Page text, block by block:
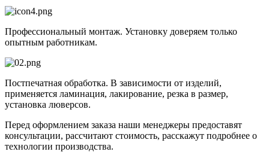
Профессиональный монтаж. Установку доверяем только
опытным работникам.
Постпечатная обработка. В зависимости от изделий,
применяется ламинация, лакирование, резка в размер,
установка люверсов.
Перед оформлением заказа наши менеджеры предоставят
консультации, рассчитают стоимость, расскажут подробнее о
технологии производства.